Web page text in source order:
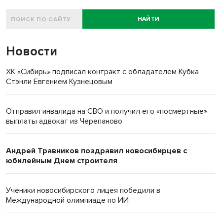
НАЙТИ
Новости
ХК «Сибирь» подписал контракт с обладателем Кубка
Стэнли Евгением Кузнецовым
Отправил инвалида на СВО и получил его «посмертные»
выплаты адвокат из Черепаново
Андрей Травников поздравил новосибирцев с
юбилейным Днем строителя
Ученики новосибирского лицея победили в
Международной олимпиаде по ИИ